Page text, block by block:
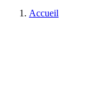
Accueil